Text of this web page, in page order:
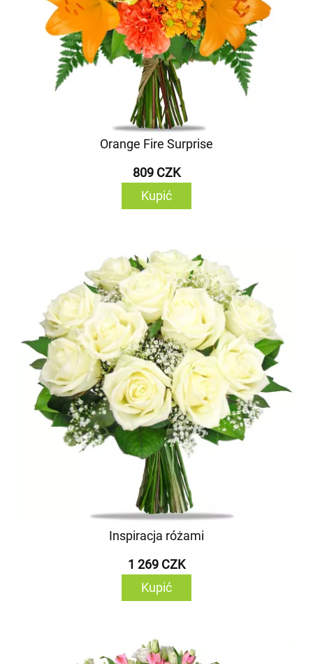
Orange Fire Surprise
809 CZK
Kupić
Inspiracja różami
1 269 CZK
Kupić